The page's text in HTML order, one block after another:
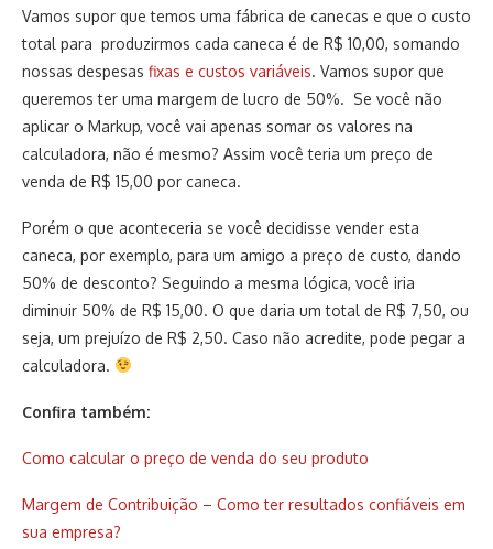
Vamos supor que temos uma fábrica de canecas e que o custo
total para produzirmos cada caneca é de R$ 10,00, somando
nossas despesas fixas e custos variáveis. Vamos supor que
queremos ter uma margem de lucro de 50%. Se você não
aplicar o Markup, você vai apenas somar os valores na
calculadora, não é mesmo? Assim você teria um preço de
venda de R$ 15,00 por caneca.
Porém o que aconteceria se você decidisse vender esta
caneca, por exemplo, para um amigo a preço de custo, dando
50% de desconto? Seguindo a mesma lógica, você iria
diminuir 50% de R$ 15,00. O que daria um total de R$ 7,50, ou
seja, um prejuízo de R$ 2,50. Caso não acredite, pode pegar a
calculadora.
Confira também:
Como calcular o preço de venda do seu produto
Margem de Contribuição – Como ter resultados confiáveis em
sua empresa?